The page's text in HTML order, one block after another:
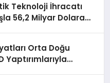
Teknoloji İhracatı
56,2 Milyar Dolara
Orta Doğu
Yaptırımlarıyla